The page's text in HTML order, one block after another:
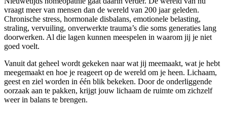
vraagt meer van mensen dan de wereld van 200 jaar geleden.
Chronische stress, hormonale disbalans, emotionele belasting,
straling, vervuiling, onverwerkte trauma’s die soms generaties lang
doorwerken. Al die lagen kunnen meespelen in waarom jij je niet
goed voelt.
Vanuit dat geheel wordt gekeken naar wat jij meemaakt, wat je hebt
meegemaakt en hoe je reageert op de wereld om je heen. Lichaam,
geest en ziel worden in één blik bekeken. Door de onderliggende
oorzaak aan te pakken, krijgt jouw lichaam de ruimte om zichzelf
weer in balans te brengen.